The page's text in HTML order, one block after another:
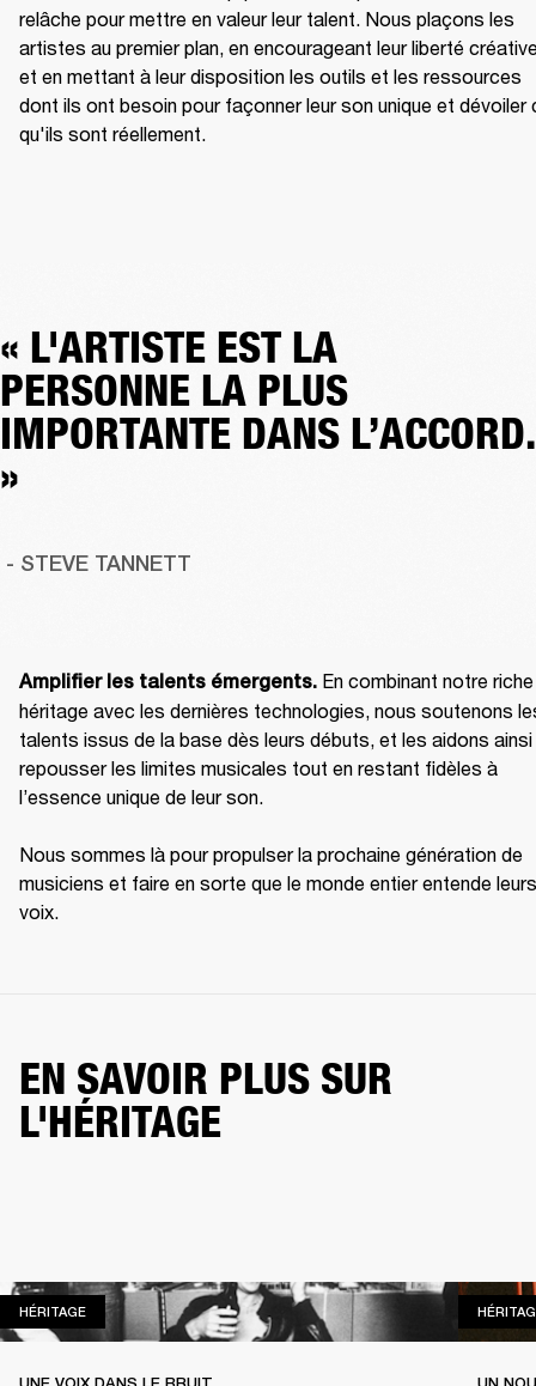
relâche pour mettre en valeur leur talent. Nous plaçons les
artistes au premier plan, en encourageant leur liberté
et en mettant à leur disposition les outils et les ressources
dont ils ont besoin pour façonner leur son unique et dévoiler
qu'ils sont réellement.
« L'ARTISTE EST LA
PERSONNE LA PLUS
IMPORTANTE DANS L’ACCORD.
»
- STEVE TANNETT
Amplifier les talents émergents. En combinant notre riche
héritage avec les dernières technologies, nous soutenons
talents issus de la base dès leurs débuts, et les aidons ainsi
repousser les limites musicales tout en restant fidèles à
l’essence unique de leur son.
Nous sommes là pour propulser la prochaine génération de
musiciens et faire en sorte que le monde entier entende leurs
voix.
EN SAVOIR PLUS SUR
L'HÉRITAGE
HÉRITAGEHÉRITAGE